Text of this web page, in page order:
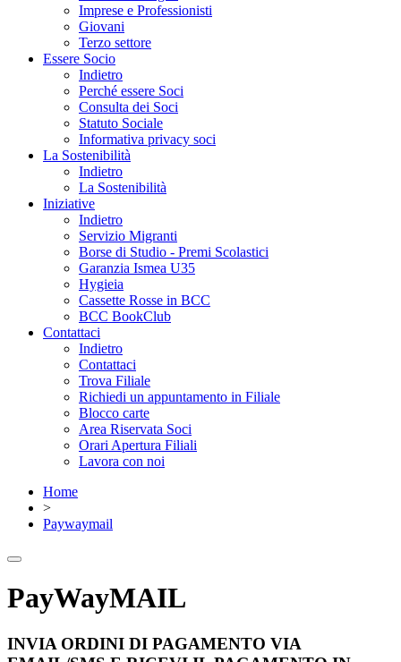
Imprese e Professionisti
Giovani
Terzo settore
Essere Socio
Indietro
Perché essere Soci
Consulta dei Soci
Statuto Sociale
Informativa privacy soci
La Sostenibilità
Indietro
La Sostenibilità
Iniziative
Indietro
Servizio Migranti
Borse di Studio - Premi Scolastici
Garanzia Ismea U35
Hygieia
Cassette Rosse in BCC
BCC BookClub
Contattaci
Indietro
Contattaci
Trova Filiale
Richiedi un appuntamento in Filiale
Blocco carte
Area Riservata Soci
Orari Apertura Filiali
Lavora con noi
Home
>
Paywaymail
PayWayMAIL
INVIA ORDINI DI PAGAMENTO VIA